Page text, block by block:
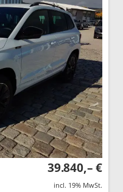
39.840,– €
incl. 19% MwSt.